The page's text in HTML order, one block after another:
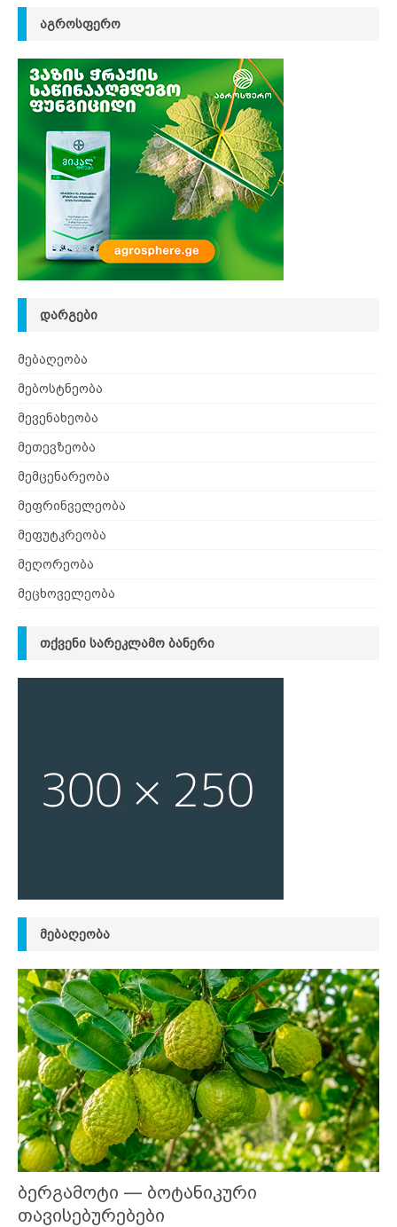
ᲐᲒᲠᲝᲡᲤᲔᲠᲝ
ᲓᲐᲠᲒᲔᲑᲘ
მებაღეობა
მებოსტნეობა
მევენახეობა
მეთევზეობა
მემცენარეობა
მეფრინველეობა
მეფუტკრეობა
მეღორეობა
მეცხოველეობა
ᲗᲥᲕᲔᲜᲘ ᲡᲐᲠᲔᲙᲚᲐᲛᲝ ᲑᲐᲜᲔᲠᲘ
ᲛᲔᲑᲐᲦᲔᲝᲑᲐ
ბერგამოტი — ბოტანიკური
თავისებურებები